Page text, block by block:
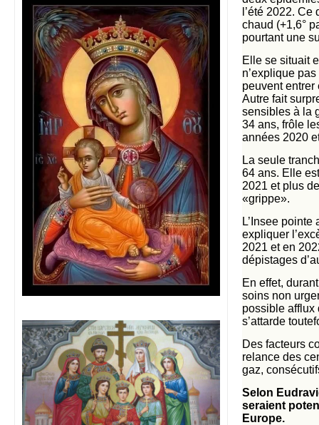
l’été 2022.
chaud (+1,6°
pourtant une
Elle se situait
n’explique
peuvent
Autre fait
sensibles à la
34 ans, frôle
années 2020
La seule
64 ans. Elle
2021 et plus
«grippe».
L’Insee
expliquer
2021 et en
dépistages
En effet,
soins non
possible afflux
s’attarde
Des facteurs
relance des
gaz,
Selon
seraient
Europe.